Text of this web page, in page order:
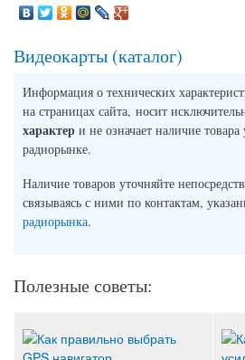
Видеокарты (каталог)
Информация о технических
на страницах сайта, носит
характер и не означает наличие
радиорынке.
Наличие товаров уточняйте
связываясь с ними по контактам,
радиорынка.
Полезные советы: